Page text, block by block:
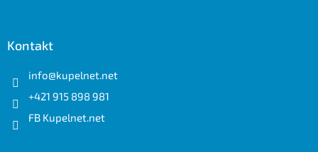
Kontakt
info@kupelnet.net
+421 915 898 981
FB Kupelnet.net